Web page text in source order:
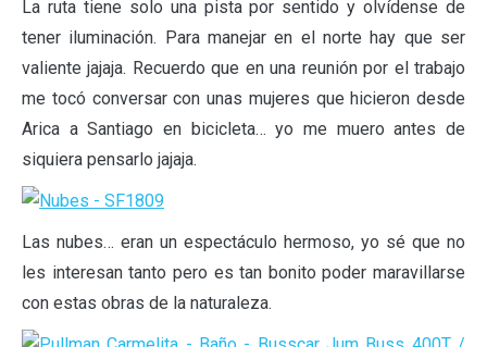
La ruta tiene solo una pista por sentido y olvídense de
tener iluminación. Para manejar en el norte hay que ser
valiente jajaja. Recuerdo que en una reunión por el trabajo
me tocó conversar con unas mujeres que hicieron desde
Arica a Santiago en bicicleta… yo me muero antes de
siquiera pensarlo jajaja.
Las nubes… eran un espectáculo hermoso, yo sé que no
les interesan tanto pero es tan bonito poder maravillarse
con estas obras de la naturaleza.